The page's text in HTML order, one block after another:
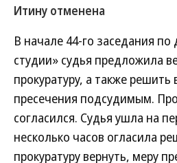
Итину отменена
В начале 44-го заседания
студии» судья предложила
прокуратуру, а также решить
пресечения подсудимым.
согласился. Судья ушла на
несколько часов огласила
прокуратуру вернуть, меру